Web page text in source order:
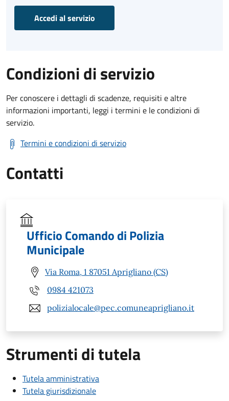
Accedi al servizio
Condizioni di servizio
Per conoscere i dettagli di scadenze, requisiti e altre
informazioni importanti, leggi i termini e le condizioni di
servizio.
Termini e condizioni di servizio
Contatti
Ufficio Comando di Polizia
Municipale
Via Roma, 1 87051 Aprigliano (CS)
0984 421073
polizialocale@pec.comuneaprigliano.it
Strumenti di tutela
Tutela amministrativa
Tutela giurisdizionale